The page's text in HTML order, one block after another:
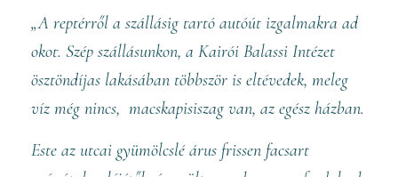
„A reptérről a szállásig tartó autóút izgalmakra ad
okot. Szép szállásunkon, a Kairói Balassi Intézet
ösztöndíjas lakásában többször is eltévedek, meleg
víz még nincs, macskapisiszag van, az egész házban.
Este az utcai gyümölcslé árus frissen facsart